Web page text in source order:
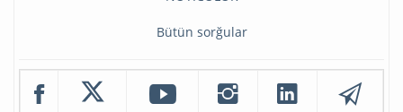
Bütün sorğular